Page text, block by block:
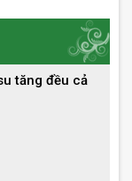
tăng đều cả